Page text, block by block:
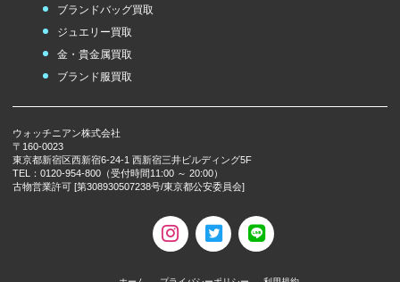
ブランドバッグ買取
ジュエリー買取
金・貴金属買取
ブランド服買取
ウォッチニアン株式会社
〒160-0023
東京都新宿区西新宿6-24-1 西新宿三井ビルディング5F
TEL：0120-954-800（受付時間11:00 ～ 20:00）
古物営業許可 [第308930507238号/東京都公安委員会]